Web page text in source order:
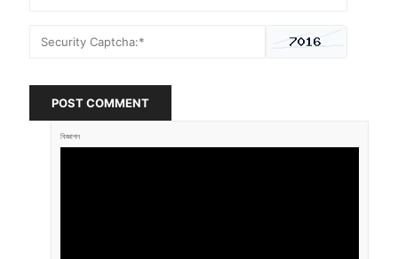
POST COMMENT
বিজ্ঞাপন